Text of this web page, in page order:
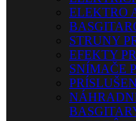
ELEKTRO
STRUNY
EFEKTY
SNÍMAČE